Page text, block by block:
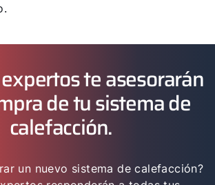
te asesorarán
de tu sistema de
calefacción.
un nuevo sistema de calefacción?